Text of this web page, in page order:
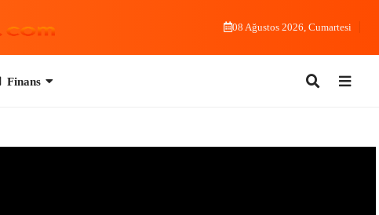
08 Ağustos 2026, Cumartesi